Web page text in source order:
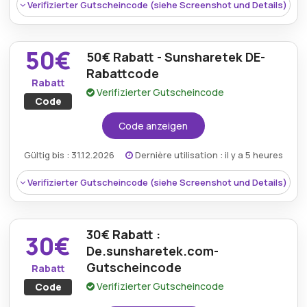
in den Bedingungen auf der Website des Händlers.
Verifizierter Gutscheincode (siehe Screenshot und Details)
Rabatt:Umweltbewusste Käufer können mit dem
Mindestkaufbetrag:Bestellen sie über 100€
Berechtigung:Für alle Kunden
50€
Rabatt
Code
50€ Rabatt - Sunsharetek DE-
Rabattcode
Verifizierter Gutscheincode
Code anzeigen
Gültig bis : 31.12.2026 Dernière utilisation : il y a 5 heures
Verifizierter Gutscheincode (siehe Screenshot und Details)
30€
Rabatt
Code
30€ Rabatt :
De.sunsharetek.com-
Gutscheincode
Verifizierter Gutscheincode